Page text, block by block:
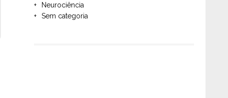
Neurociência
Sem categoria